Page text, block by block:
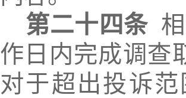
第二十四条
作日内完成调查
对于超出投诉